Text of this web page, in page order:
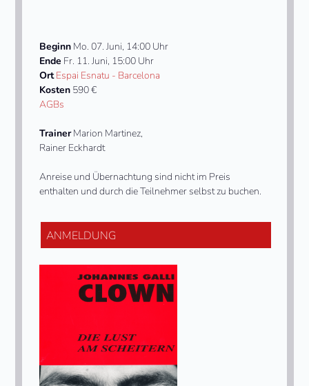
Beginn Mo. 07. Juni, 14:00 Uhr
Ende Fr. 11. Juni, 15:00 Uhr
OrtEspai Esnatu - Barcelona
Kosten 590 €
AGBs
TrainerMarion Martinez,
Rainer Eckhardt
Anreise und Übernachtung sind nicht im Preis
enthalten und durch die Teilnehmer selbst zu buchen.
ANMELDUNG